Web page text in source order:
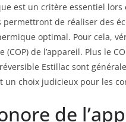
est un critère essentiel
de réaliser des
optimal. Pour cela,
de l’appareil. Plus le
Estillac sont
un choix judicieux pour les
de